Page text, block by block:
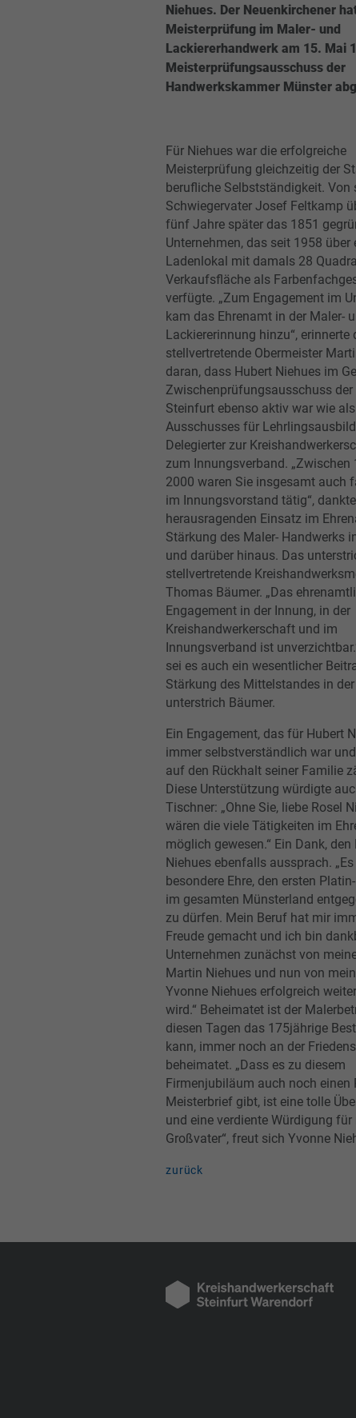
Niehues. Der Neuenkirchener
Meisterprüfung im Maler- und
Lackiererhandwerk am 15. Mai
Meisterprüfungsausschuss der
Handwerkskammer Münster
Für Niehues war die erfolgreiche
Meisterprüfung gleichzeitig der
berufliche Selbstständigkeit. Von
Schwiegervater Josef Feltkamp
fünf Jahre später das 1851
Unternehmen, das seit 1958 über
Ladenlokal mit damals 28
Verkaufsfläche als
verfügte. „Zum Engagement im
kam das Ehrenamt in der Maler-
Lackiererinnung hinzu“, erinnerte
stellvertretende Obermeister
daran, dass Hubert Niehues im
Zwischenprüfungsausschuss der
Steinfurt ebenso aktiv war wie
Ausschusses für
Delegierter zur
zum Innungsverband. „Zwischen
2000 waren Sie insgesamt auch
im Innungsvorstand tätig“,
herausragenden Einsatz im
Stärkung des Maler- Handwerks
und darüber hinaus. Das
stellvertretende
Thomas Bäumer. „Das
Engagement in der Innung, in der
Kreishandwerkerschaft und im
Innungsverband ist
sei es auch ein wesentlicher
Stärkung des Mittelstandes in der
unterstrich Bäumer.
Ein Engagement, das für Hubert
immer selbstverständlich war
auf den Rückhalt seiner Familie
Diese Unterstützung würdigte
Tischner: „Ohne Sie, liebe Rosel
wären die viele Tätigkeiten im
möglich gewesen.“ Ein Dank, den
Niehues ebenfalls aussprach.
besondere Ehre, den ersten
im gesamten Münsterland
zu dürfen. Mein Beruf hat mir
Freude gemacht und ich bin
Unternehmen zunächst von
Martin Niehues und nun von
Yvonne Niehues erfolgreich
wird.“ Beheimatet ist der
diesen Tagen das 175jährige
kann, immer noch an der
beheimatet. „Dass es zu diesem
Firmenjubiläum auch noch einen
Meisterbrief gibt, ist eine tolle
und eine verdiente Würdigung für
Großvater“, freut sich Yvonne
zurück